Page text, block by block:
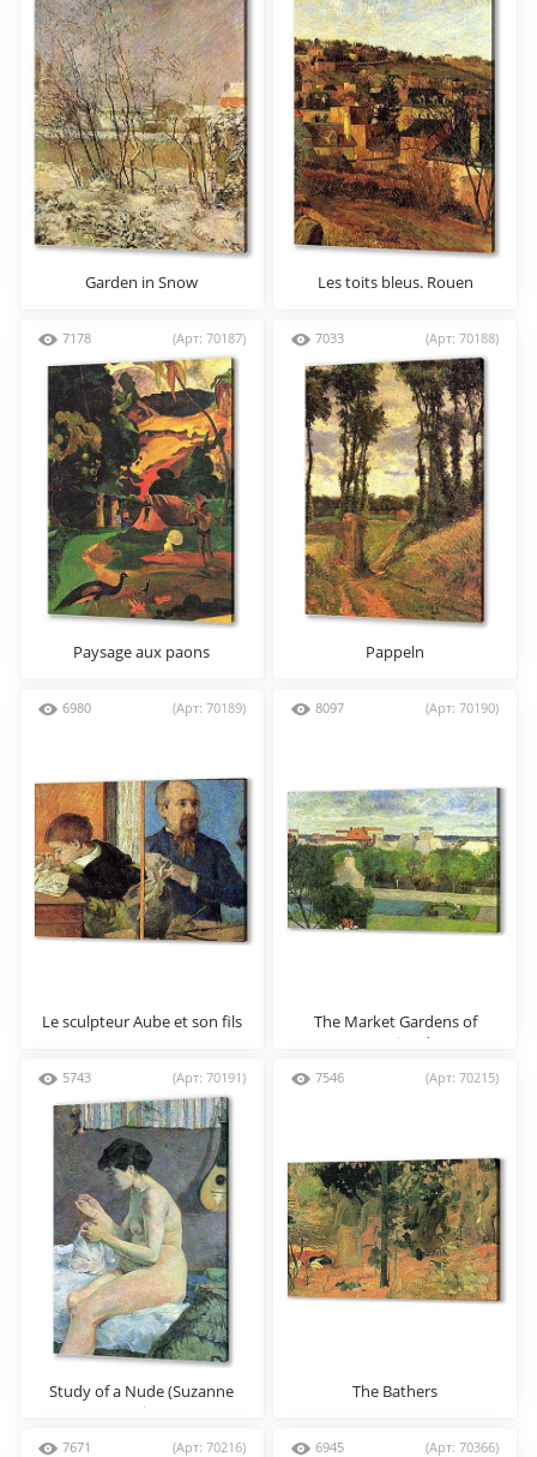
Garden in Snow Les toits bleus. Rouen
7178 (Арт: 70187)
Paysage aux paons
7033 (Арт: 70188)
Pappeln
6980 (Арт: 70189)
Le sculpteur Aube et son fils
8097 (Арт: 70190)
The Market Gardens of
Vaugirard
5743 (Арт: 70191)
Study of a Nude (Suzanne
Sewing)
7546 (Арт: 70215)
The Bathers
7671 (Арт: 70216) 6945 (Арт: 70366)